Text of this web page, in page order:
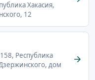
Хакасия,
12
Республика
дом